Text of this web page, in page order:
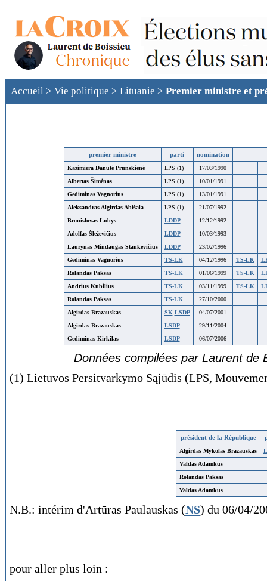
Accueil > Vie politique > Lituanie > Premier ministre et
premier ministre parti nomination
Kazimiera Danutė Prunskienė LPS (1)
17/03/1990
Albertas Šimėnas
LPS (1)
10/01/1991
Gediminas Vagnorius
LPS (1)
13/01/1991
Aleksandras Algirdas Abišala
LPS (1)
21/07/1992
Bronislovas Lubys
LDDP
12/12/1992
Adolfas Šleževičius
LDDP
10/03/1993
Laurynas Mindaugas Stankevičius
LDDP
23/02/1996
Gediminas Vagnorius
TS-LK 04/12/1996 TS-LK
Rolandas Paksas
TS-LK 01/06/1999 TS-LK
Andrius Kubilius
TS-LK 03/11/1999 TS-LK
Rolandas Paksas
TS-LK
27/10/2000
Algirdas Brazauskas
SK-LSDP
04/07/2001
Algirdas Brazauskas
LSDP
29/11/2004
Gediminas Kirkilas
LSDP 06/07/2006
Données compilées par Laurent de
(1) Lietuvos Persitvarkymo Sąjūdis (LPS,
président de la République
Algirdas Mykolas Brazauskas
Valdas Adamkus
Rolandas Paksas
Valdas Adamkus
N.B.: intérim d'Artūras Paulauskas (NS) du 06/04/
pour aller plus loin :